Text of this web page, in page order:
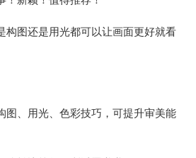
构图还是用光都可以让画面更好就看
图、用光、色彩技巧，可提升审美能